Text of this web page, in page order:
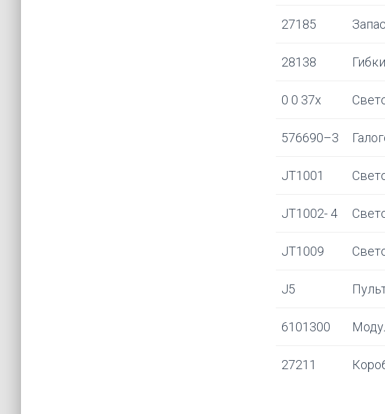
27185
28138
0 0 37x
576690–3
JT1001
JT1002- 4
JT1009
J5
6101300
27211